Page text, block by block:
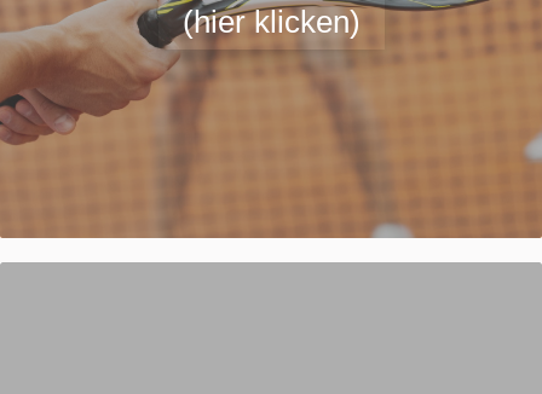
(hier klicken)